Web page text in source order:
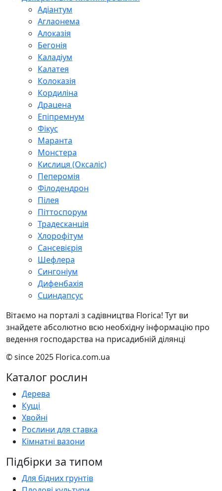
Адіантум
Аглаонема
Алоказія
Бегонія
Каладіум
Калатея
Колоказія
Кордиліна
Драцена
Епіпремнум
Фікус
Маранта
Монстера
Кислиця (Оксаліс)
Пеперомія
Філодендрон
Пілея
Піттоспорум
Традесканція
Хлорофітум
Сансевієрія
Шефлера
Сингоніум
Дифенбахія
Сциндапсус
Вітаємо на порталі з садівництва Florica! Тут ви
знайдете абсолютно всю необхідну інформацію про
ведення господарства на присадибній ділянці
© since 2025 Florica.com.ua
Каталог рослин
Дерева
Кущі
Хвойні
Рослини для ставка
Кімнатні вазони
Підбірки за типом
Для бідних грунтів